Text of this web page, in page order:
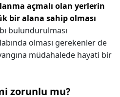
açmalı olan yerlerin
bir alana sahip olması
bulundurulması
olması gerekenler de
müdahalede hayati bir
zorunlu mu?